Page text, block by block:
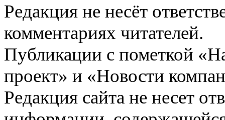
Редакция не несёт
комментариях читателей.
Публикации с пометкой
проект» и «Новости
Редакция сайта не несет